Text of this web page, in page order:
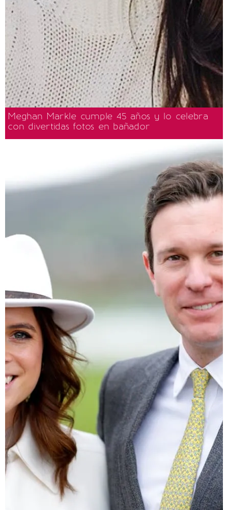
Meghan Markle cumple 45 años y lo celebra
con divertidas fotos en bañador